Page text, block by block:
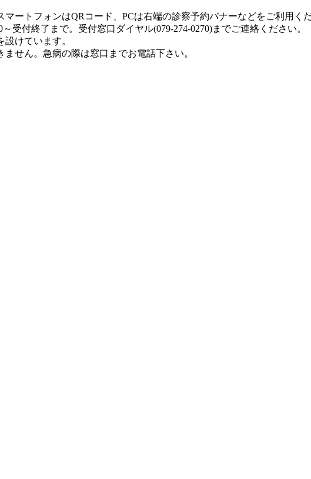
マートフォンはQRコード、PCは右端の診察予約バナーなどをご利用く
受付終了まで。受付窓口ダイヤル(079-274-0270)までご連絡ください。
設けています。
せん。急病の際は窓口までお電話下さい。